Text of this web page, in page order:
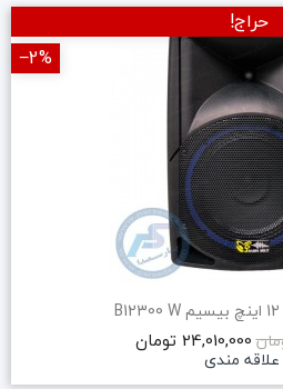
24,010,000 تومان
علاقه مندی
حراج!
‎−2%